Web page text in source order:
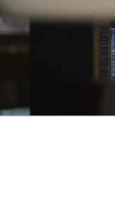
Skip
to